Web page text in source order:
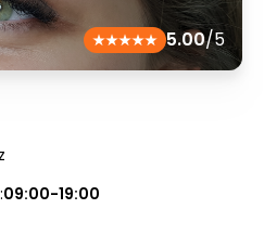
5.00/5
09:00-19:00